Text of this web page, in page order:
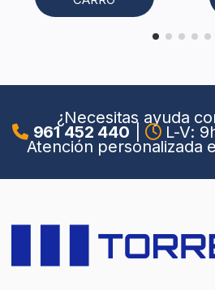
¿Necesitas ayuda
961 452 440 L-V:
Atención personalizada